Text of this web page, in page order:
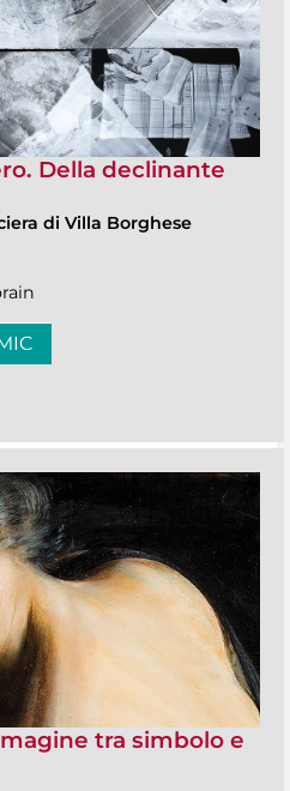
Della declinante
di Villa Borghese
tra simbolo e